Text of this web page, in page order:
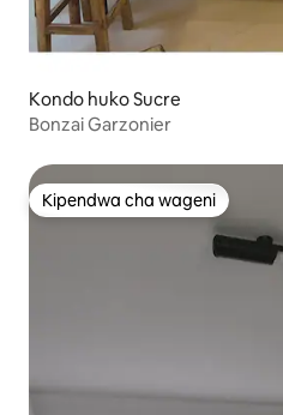
Kondo huko Sucre
Bonzai Garzonier
Kipendwa cha wageni
Kipendwa cha wageni